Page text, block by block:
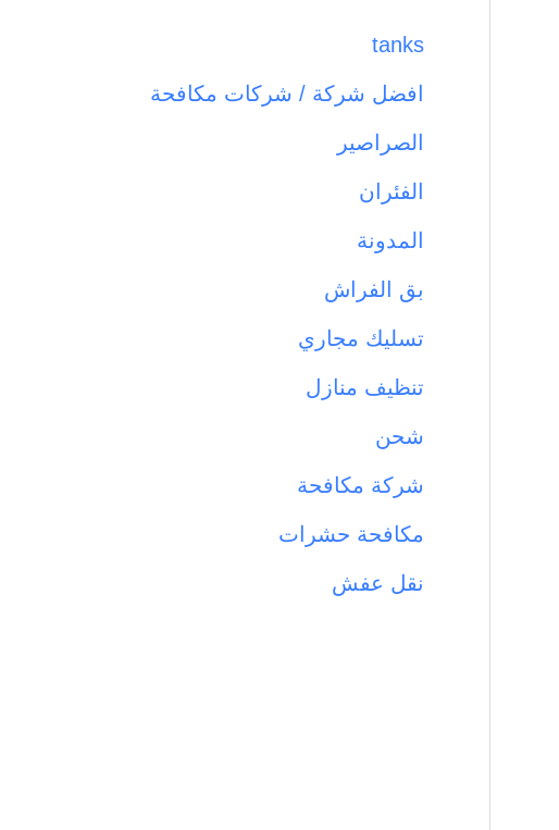
tanks
افضل شركة / شركات مكافحة
الصراصير
الفئران
المدونة
بق الفراش
تسليك مجاري
تنظيف منازل
شحن
شركة مكافحة
مكافحة حشرات
نقل عفش